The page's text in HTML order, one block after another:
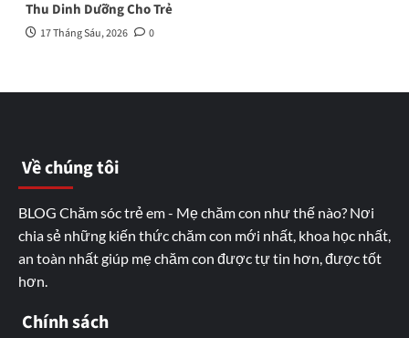
Thu Dinh Dưỡng Cho Trẻ
17 Tháng Sáu, 2026 0
Về chúng tôi
BLOG Chăm sóc trẻ em - Mẹ chăm con như thế nào? Nơi
chia sẻ những kiến thức chăm con mới nhất, khoa học nhất,
an toàn nhất giúp mẹ chăm con được tự tin hơn, được tốt
hơn.
Chính sách